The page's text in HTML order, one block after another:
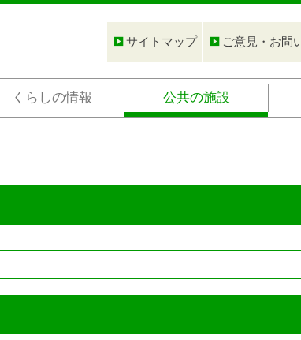
サイトマップ ご意見・お問
くらしの情報 公共の施設